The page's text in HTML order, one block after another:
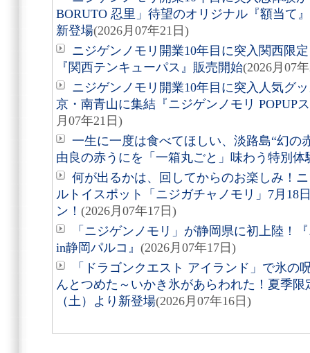
BORUTO 忍里」待望のオリジナル『額当て
新登場(2026月07年21日)
ニジゲンノモリ開業10年目に突入関西限
『関西テンキューパス』販売開始(2026月07
ニジゲンノモリ開業10年目に突入人気グ
京・南青山に集結『ニジゲンノモリ POPUP
月07年21日)
一生に一度は食べてほしい、淡路島“幻
由良の赤うにを「一箱丸ごと」味わう特別体
何が出るかは、回してからのお楽しみ！
ルトイスポット「ニジガチャノモリ」7月18
ン！ (2026月07年17日)
「ニジゲンノモリ」が静岡県に初上陸！
in静岡パルコ』 (2026月07年17日)
「ドラゴンクエスト アイランド」で氷の
んとつめた～いかき氷があらわれた！夏季
（土）より新登場(2026月07年16日)